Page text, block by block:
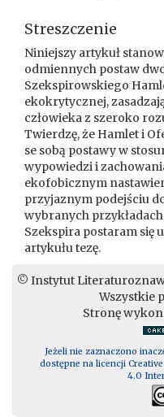
Streszczenie
Niniejszy artykuł
odmiennych postaw
Szekspirowskiego
ekokrytycznej,
człowieka z szeroko
Twierdzę, że Hamlet i
se sobą postawy w
wypowiedzi i
ekofobicznym
przyjaznym podejściu
wybranych
Szekspira postaram się
artykułu tezę.
© Instytut
Wszystkie
Stronę
Jeżeli nie zaznaczono
dostępne na licencji
4.0